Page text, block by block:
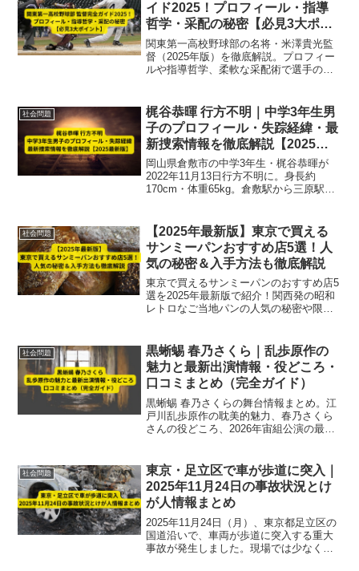
イド2025！プロフィール・指導
哲学・采配の秘密【必見3大ポイ
ント】
関東第一高校野球部の名将・米澤貴光監
督（2025年版）を徹底解説。プロフィー
ルや指導哲学、柔軟な采配術で選手の自
をわかりやすく紹介します。
社会問題
梶谷恭暉 行方不明｜中学3年生男
子のプロフィール・失踪経緯・最
新捜索情報を徹底解説【2025最
新版】
岡山県倉敷市の中学3年生・梶谷恭暉が
2022年11月13日行方不明に。身長約
170cm・体重65kg。倉敷駅から三原駅、
解説【2025最新版】
社会問題
【2025年最新版】東京で買える
サンミーパンおすすめ店5選！人
気の秘密＆入手方法も徹底解説
東京で買えるサンミーパンのおすすめ店5
選を2025年最新版で紹介！関西発の昭和
レトロなご当地パンの人気の秘密や限定
見逃さないコツも満載です。
社会問題
黒蜥蜴 春乃さくら｜乱歩原作の
魅力と最新出演情報・役どころ・
口コミまとめ（完全ガイド）
黒蜥蜴 春乃さくらの舞台情報まとめ。江
戸川乱歩原作の耽美的魅力、春乃さくら
さんの役どころ、2026年宙組公演の最新
社会問題
東京・足立区で車が歩道に突入｜
2025年11月24日の事故状況とけ
が人情報まとめ
2025年11月24日（月）、東京都足立区の
国道沿いで、車両が歩道に突入する重大
事故が発生しました。現場では少なくと